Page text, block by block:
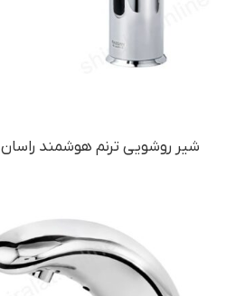
شیر روشویی ترنم هوشمند راسان